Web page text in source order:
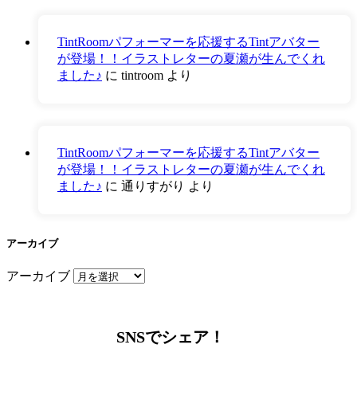
TintRoomパフォーマーを応援するTintアバター
が登場！！イラストレターの夏瀬が生んでくれ
ました♪ に tintroom より
TintRoomパフォーマーを応援するTintアバター
が登場！！イラストレターの夏瀬が生んでくれ
ました♪ に 通りすがり より
アーカイブ
アーカイブ
SNSでシェア！